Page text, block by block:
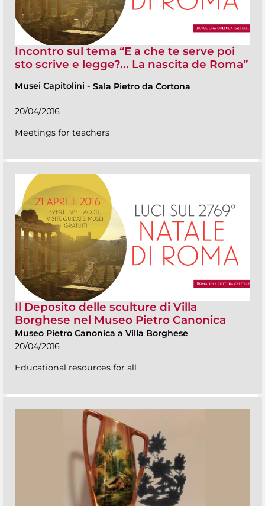
Incontro sul tema “E a che te serve poi
sto scrive e legge?... La nascita de Roma”
Musei Capitolini - Sala Pietro da Cortona
20/04/2016
Meetings for teachers
Il Deposito delle sculture di Villa
Borghese nel Museo Pietro Canonica
Museo Pietro Canonica a Villa Borghese
20/04/2016
Educational resources for all